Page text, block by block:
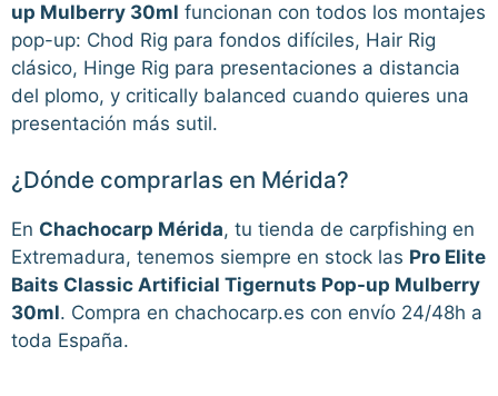
up Mulberry 30ml funcionan con todos los montajes
pop-up: Chod Rig para fondos difíciles, Hair Rig
clásico, Hinge Rig para presentaciones a distancia
del plomo, y critically balanced cuando quieres una
presentación más sutil.
¿Dónde comprarlas en Mérida?
En Chachocarp Mérida, tu tienda de carpfishing en
Extremadura, tenemos siempre en stock las Pro Elite
Baits Classic Artificial Tigernuts Pop-up Mulberry
30ml. Compra en chachocarp.es con envío 24/48h a
toda España.